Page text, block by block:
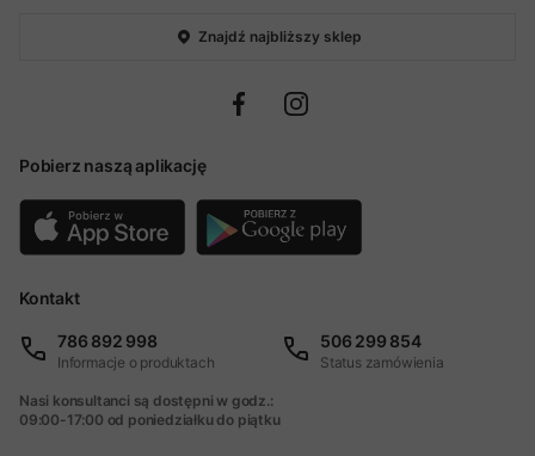
Znajdź najbliższy sklep
Pobierz naszą aplikację
Kontakt
786 892 998
Informacje o produktach
506 299 854
Status zamówienia
Nasi konsultanci są dostępni w godz.:
09:00-17:00 od poniedziałku do piątku